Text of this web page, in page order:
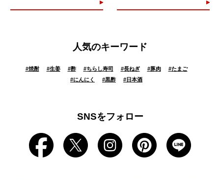
人気のキーワード
#焼酎 #生姜 #酢 #ちらし寿司 #長ねぎ #豚肉 #たまご
#にんにく #黒酢 #日本酒
SNSをフォロー